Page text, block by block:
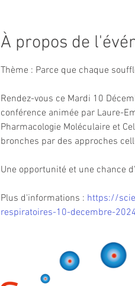
À propos de
Thème : Parce que chaque
Rendez-vous ce Mardi 10
conférence animée par Laure-
Pharmacologie Moléculaire et
bronches par des approches
Une opportunité et une chance
Plus d'informations : https://
respiratoires-10-decembre-